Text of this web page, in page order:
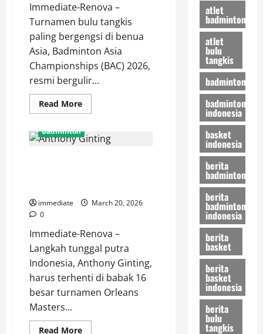
Immediate-Renova –
Turnamen bulu tangkis
paling bergengsi di benua
Asia, Badminton Asia
Championships (BAC) 2026,
resmi bergulir...
Read MoreRead
more
BAC
2026:
21-
UEA
Laga
Pembuka
Badminton
immediate
March 20, 2026
0
Immediate-Renova –
Langkah tunggal putra
Indonesia, Anthony Ginting,
harus terhenti di babak 16
besar turnamen Orleans
Masters...
Read MoreRead
atlet
badminton
atlet
bulu
tangkis
badminton
badminton
indonesia
basket
indonesia
berita
badminton
berita
badminton
indonesia
berita
basket
berita
basket
indonesia
berita
bulu
tangkis